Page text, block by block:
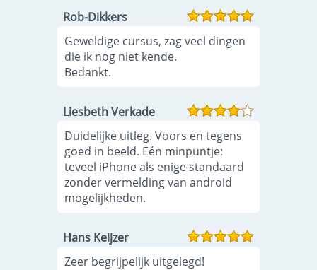
Rob-Dikkers
Geweldige cursus, zag veel dingen
die ik nog niet kende.
Bedankt.
Liesbeth Verkade
Duidelijke uitleg. Voors en tegens
goed in beeld. Eén minpuntje:
teveel iPhone als enige standaard
zonder vermelding van android
mogelijkheden.
Hans Keijzer
Zeer begrijpelijk uitgelegd!